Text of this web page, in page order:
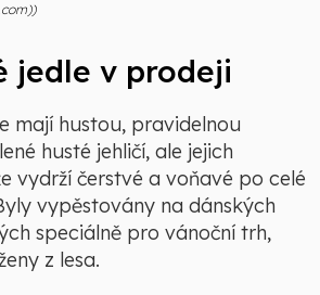
jedle v prodeji
mají hustou, pravidelnou
husté jehličí, ale jejich
vydrží čerstvé a voňavé po celé
vypěstovány na dánských
speciálně pro vánoční trh,
z lesa.